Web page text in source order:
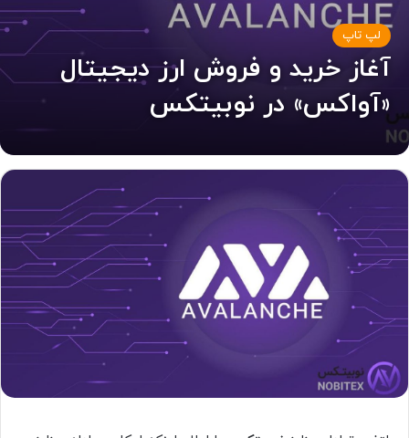
لپ تاپ
آغاز خرید و فروش ارز دیجیتال
«آواکس» در نوبیتکس